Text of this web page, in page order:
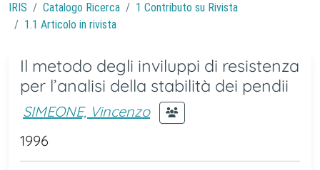
IRIS Catalogo Ricerca
1 Contributo su Rivista
1.1 Articolo in rivista
Il metodo degli inviluppi di resistenza
per l’analisi della stabilità dei pendii
SIMEONE, Vincenzo
1996